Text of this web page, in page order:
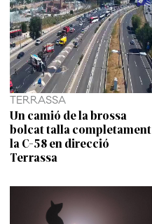
TERRASSA
Un camió de la brossa
bolcat talla completament
la C-58 en direcció
Terrassa